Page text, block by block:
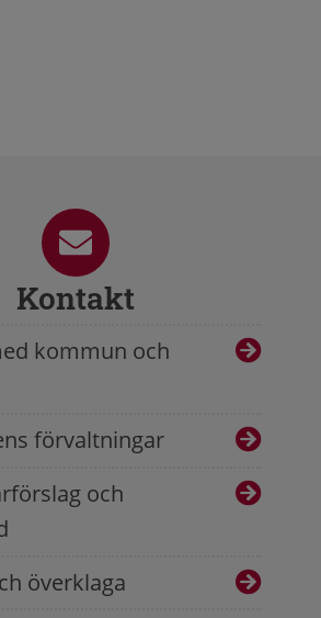
Kontakt
kommun och
förvaltningar
och
överklaga